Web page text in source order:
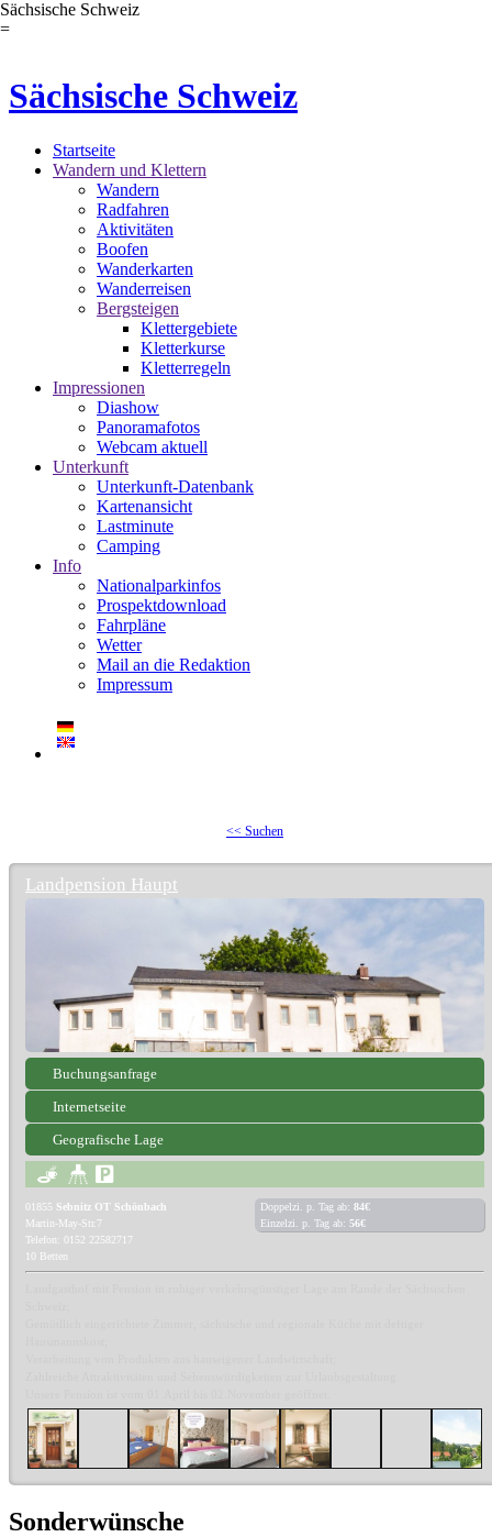
Sächsische Schweiz
=
Sächsische Schweiz
Startseite
Wandern und Klettern
Wandern
Radfahren
Aktivitäten
Boofen
Wanderkarten
Wanderreisen
Bergsteigen
Klettergebiete
Kletterkurse
Kletterregeln
Impressionen
Diashow
Panoramafotos
Webcam aktuell
Unterkunft
Unterkunft-Datenbank
Kartenansicht
Lastminute
Camping
Info
Nationalparkinfos
Prospektdownload
Fahrpläne
Wetter
Mail an die Redaktion
Impressum
<< Suchen
Landpension Haupt
Buchungsanfrage
Internetseite
Geografische Lage
01855 Sebnitz OT Schönbach
Martin-May-Str.7
Telefon: 0152 22582717
10 Betten
Doppelzi. p. Tag ab: 84€
Einzelzi. p. Tag ab: 56€
Sonderwünsche